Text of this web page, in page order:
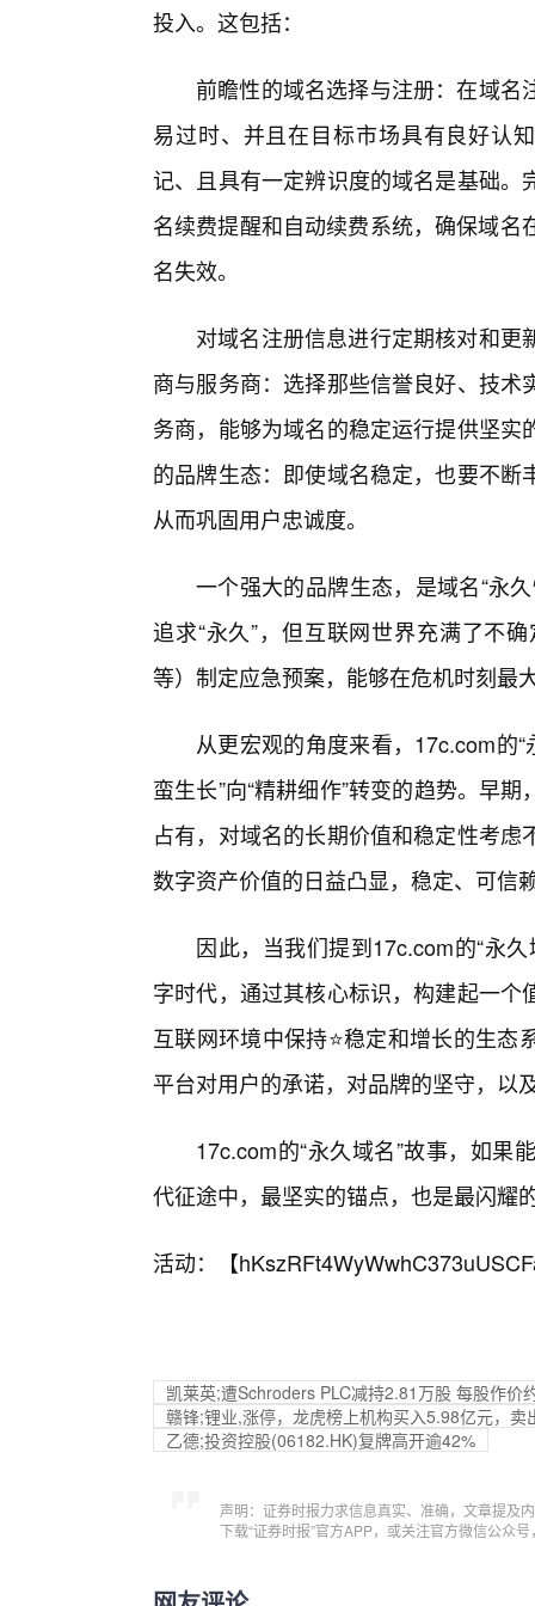
投入。这包括：
前瞻性的域名选择与注册：在域
易过时、并且在目标市场具有良好认
记、且具有一定辨识度的域名是基础
名续费提醒和自动续费系统，确保域
名失效。
对域名注册信息进行定期核对和
商与服务商：选择那些信誉良好、技
务商，能够为域名的稳定运行提供坚
的品牌生态：即使域名稳定，也要不
从而巩固用户忠诚度。
一个强大的品牌生态，是域名“永
追求“永久”，但互联网世界充满了不
等）制定应急预案，能够在危机时刻最
从更宏观的角度来看，17c.com的
蛮生长”向“精耕细作”转变的趋势。早
占有，对域名的长期价值和稳定性考
数字资产价值的日益凸显，稳定、可信
因此，当我们提到17c.com的“永
字时代，通过其核心标识，构建起一
互联网环境中保持⭐稳定和增长的生
平台对用户的承诺，对品牌的坚守，以
17c.com的“永久域名”故事，如果
代征途中，最坚实的锚点，也是最闪耀
活动：【
凯莱英;遭Schroders PLC减持2.81万股 每股作价
赣锋;锂业,涨停，龙虎榜上机构买入5.98亿元，卖
乙德;投资控股(06182.HK)复牌高开逾42%
声明：证券时报力求信息真实、准确，文章提及
下载“证券时报”官方APP，或关注官方微信公众